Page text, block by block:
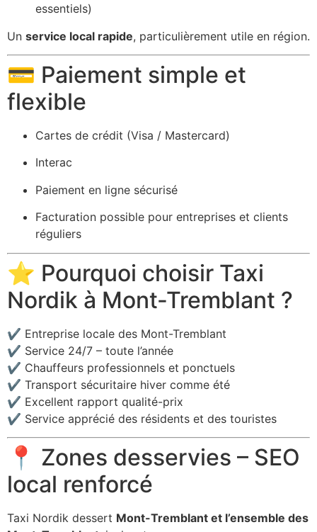
essentiels)
Un service local rapide, particulièrement utile en région.
💳 Paiement simple et
flexible
Cartes de crédit (Visa / Mastercard)
Interac
Paiement en ligne sécurisé
Facturation possible pour entreprises et clients
réguliers
⭐ Pourquoi choisir Taxi
Nordik à Mont-Tremblant ?
✔ Entreprise locale des Mont-Tremblant
✔ Service 24/7 – toute l’année
✔ Chauffeurs professionnels et ponctuels
✔ Transport sécuritaire hiver comme été
✔ Excellent rapport qualité-prix
✔ Service apprécié des résidents et des touristes
📍 Zones desservies – SEO
local renforcé
Taxi Nordik dessert Mont-Tremblant et l’ensemble des